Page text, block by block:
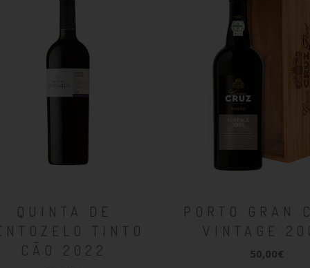
QUINTA DE
TINTO
CÃO 2022
PORTO GRAN
VINTAGE
50,00€